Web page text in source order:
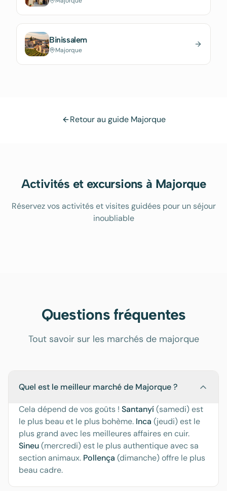
Binissalem
Majorque
Retour au guide Majorque
Activités et excursions à Majorque
Réservez vos activités et visites guidées pour un séjour
inoubliable
Questions fréquentes
Tout savoir sur les marchés de majorque
Quel est le meilleur marché de Majorque ?
Cela dépend de vos goûts ! Santanyí(samedi) est
le plus beau et le plus bohème. Inca (jeudi) est le
plus grand avec les meilleures affaires en cuir.
Sineu(mercredi) est le plus authentique avec sa
section animaux. Pollença (dimanche) offre le plus
beau cadre.